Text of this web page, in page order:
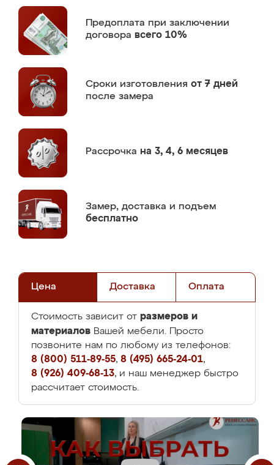
Предоплата при заключении
договора всего 10%
Сроки изготовления от 7 дней
после замера
Рассрочка на 3, 4, 6 месяцев
Замер, доставка и подъем
бесплатно
Цена Доставка Оплата
Стоимость зависит от размеров и
материалов Вашей мебели. Просто
позвоните нам по любому из телефонов:
8 (800) 511-89-55, 8 (495) 665-24-01,
8 (926) 409-68-13, и наш менеджер быстро
рассчитает стоимость.